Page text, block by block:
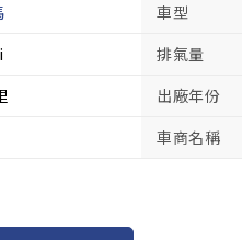
車型
排氣量
出廠年份
車商名稱